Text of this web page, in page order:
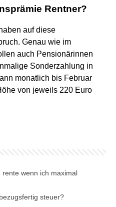
Rentner?
auf diese
Genau wie im
auch Pensionärinnen
Sonderzahlung in
monatlich bis Februar
von jeweils 220 Euro
wenn ich maximal
steuer?